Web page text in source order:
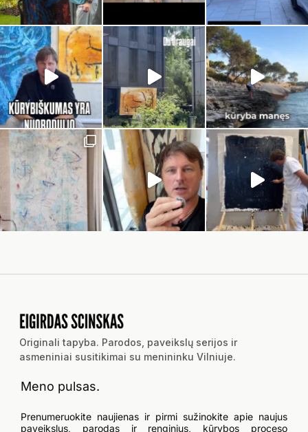
Originali tapyba. Parodos, paveikslų serijos ir
asmeniniai susitikimai su menininku Vilniuje.
Meno pulsas.
Prenumeruokite naujienas ir pirmi sužinokite apie naujus
paveikslus, parodas ir renginius, kūrybos proceso